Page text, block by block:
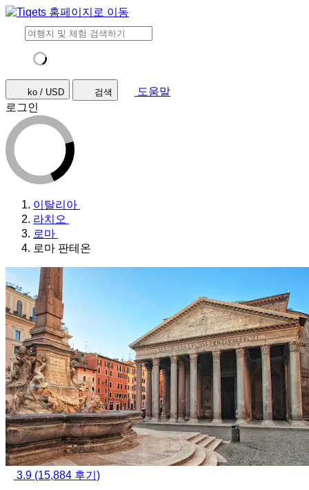
ko / USD 검색
도움말
로그인
이탈리아
라치오
로마
로마 판테온
3.9 (15,884 후기)